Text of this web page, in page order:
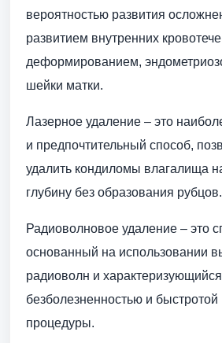
вероятностью развития
развитием внутренних
деформированием,
шейки матки.
Лазерное удаление – это
и предпочтительный способ,
удалить кондиломы влагалища
глубину без образования рубцов.
Радиоволновое удаление – это
основанный на использовании
радиоволн и характеризующийся
безболезненностью и
процедуры.